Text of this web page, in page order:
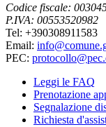
Codice fiscale:
P.IVA: 00553520982
Tel: +390308911583
Email:
PEC:
Leggi le FAQ
Prenotazione
Segnalazione
Richiesta